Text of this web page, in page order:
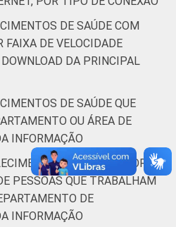
Centro Regional de
da
(Cetic.br),
uso das tecnologias de
de saúde brasileiros - TIC
DE SAÚDE COM
FAIXA DE VELOCIDADE
DA PRINCIPAL
DE SAÚDE QUE
OU ÁREA DE
INFORMAÇÃO
DE SAÚDE, POR
PESSOAS QUE TRABALHAM
DE
INFORMAÇÃO